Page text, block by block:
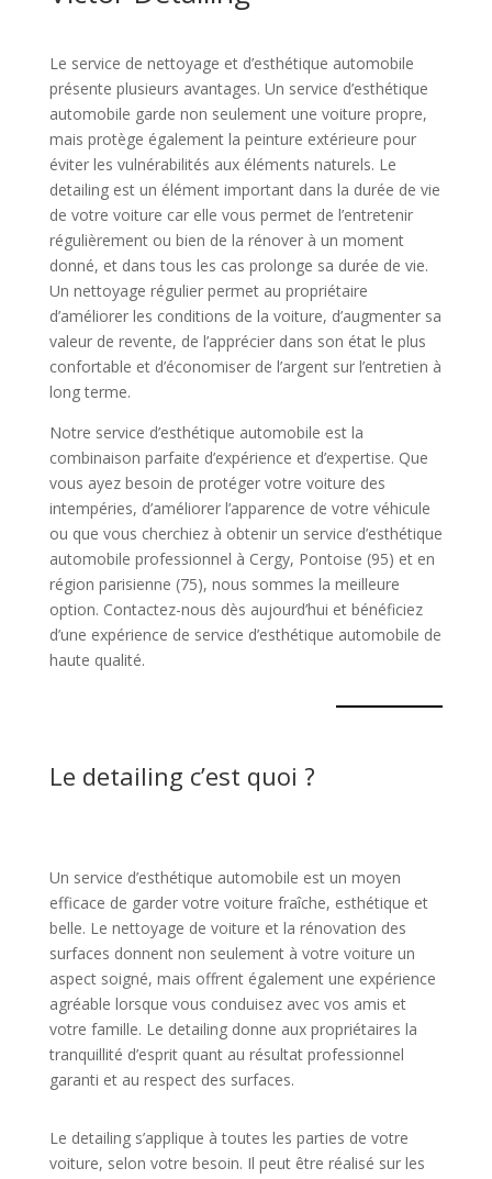
Le service de nettoyage et d’esthétique automobile
présente plusieurs avantages. Un service d’esthétique
automobile garde non seulement une voiture propre,
mais protège également la peinture extérieure pour
éviter les vulnérabilités aux éléments naturels. Le
detailing est un élément important dans la durée de vie
de votre voiture car elle vous permet de l’entretenir
régulièrement ou bien de la rénover à un moment
donné, et dans tous les cas prolonge sa durée de vie.
Un nettoyage régulier permet au propriétaire
d’améliorer les conditions de la voiture, d’augmenter sa
valeur de revente, de l’apprécier dans son état le plus
confortable et d’économiser de l’argent sur l’entretien à
long terme.
Notre service d’esthétique automobile est la
combinaison parfaite d’expérience et d’expertise. Que
vous ayez besoin de protéger votre voiture des
intempéries, d’améliorer l’apparence de votre véhicule
ou que vous cherchiez à obtenir un service d’esthétique
automobile professionnel à Cergy, Pontoise (95) et en
région parisienne (75), nous sommes la meilleure
option. Contactez-nous dès aujourd’hui et bénéficiez
d’une expérience de service d’esthétique automobile de
haute qualité.
Le detailing c’est quoi ?
Un service d’esthétique automobile est un moyen
efficace de garder votre voiture fraîche, esthétique et
belle. Le nettoyage de voiture et la rénovation des
surfaces donnent non seulement à votre voiture un
aspect soigné, mais offrent également une expérience
agréable lorsque vous conduisez avec vos amis et
votre famille. Le detailing donne aux propriétaires la
tranquillité d’esprit quant au résultat professionnel
garanti et au respect des surfaces.
Le detailing s’applique à toutes les parties de votre
voiture, selon votre besoin. Il peut être réalisé sur les